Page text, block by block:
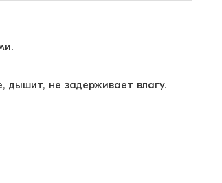
дышит, не задерживает влагу.